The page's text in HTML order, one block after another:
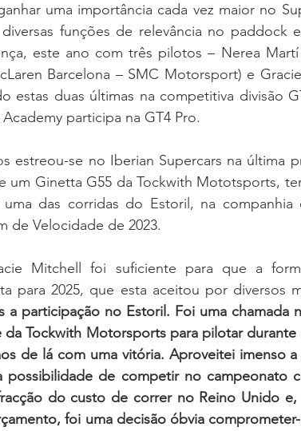
uma importância cada vez maior no
funções de relevância no paddock
este ano com três pilotos – Nerea
Barcelona – SMC Motorsport) e
estas duas últimas na competitiva divisão
participa na GT4 Pro.
estreou-se no Iberian Supercars na última
um Ginetta G55 da Tockwith Mototsports,
das corridas do Estoril, na companhia
de Velocidade de 2023.
Mitchell foi suficiente para que a
para 2025, que esta aceitou por diversos
a participação no Estoril. Foi uma chamada
Tockwith Motorsports para pilotar durante
de lá com uma vitória. Aproveitei imenso
possibilidade de competir no campeonato
do custo de correr no Reino Unido
foi uma decisão óbvia